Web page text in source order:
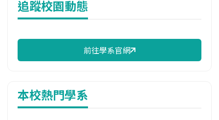
95.00%
校際選課人數
113學年度下學期
雙主修人數
113學年度上學期
追蹤校園動態
前往學系官網
本校熱門學系